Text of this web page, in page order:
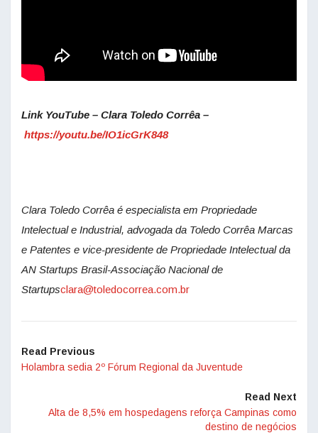
Link YouTube – Clara Toledo Corrêa –
https://youtu.be/IO1icGrK848
Clara Toledo Corrêa é especialista em Propriedade
Intelectual e Industrial, advogada da Toledo Corrêa Marcas
e Patentes e vice-presidente de Propriedade Intelectual da
AN Startups Brasil-Associação Nacional de
Startupsclara@toledocorrea.com.br
Read Previous
Holambra sedia 2º Fórum Regional da Juventude
Read Next
Alta de 8,5% em hospedagens reforça Campinas como
destino de negócios